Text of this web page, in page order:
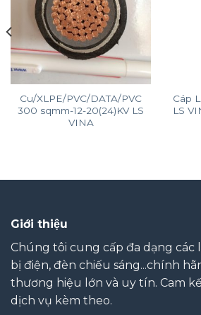
Cu/XLPE/PVC/DATA/PVC
300 sqmm-12-20(24)KV LS
VINA
Cáp
LS
Giới thiệu
Chúng tôi cung cấp đa dạng các
bị điện, đèn chiếu sáng...chính
thương hiệu lớn và uy tín. Cam
dịch vụ kèm theo.